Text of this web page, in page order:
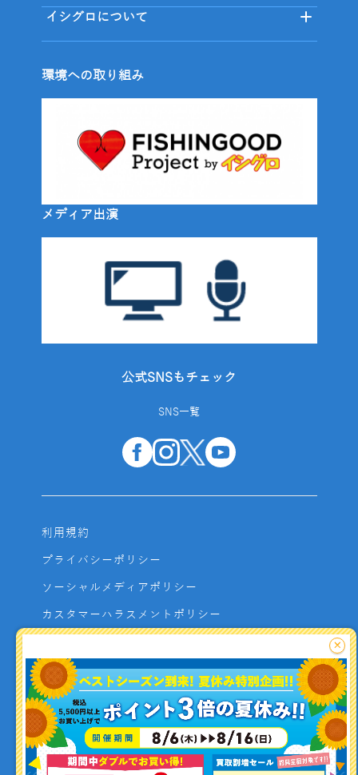
釣り情報を
イシグロについて
環境への取り組み
メディア出演
公式SNSもチェック
SNS一覧
利用規約
プライバシーポリシー
ソーシャルメディアポリシー
カスタマーハラスメントポリシー
よくあるご質問
お問い合わせ
利用者資金の保全方法
×